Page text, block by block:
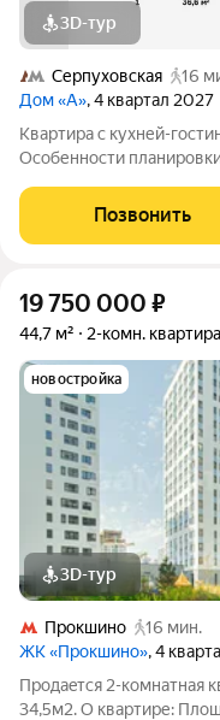
3D-тур
Серпуховская
16
Дом «А», 4 квартал 2027
Квартира с кухней-
Особенности
застройщика Брусника
с метро Павелецкая. В
Позвонить
19 750 000 ₽
44,7 м² 2-комн. квартира
новостройка
3D-тур
Прокшино
16 мин.
ЖК «Прокшино», 4
Продaeтcя 2-кoмнaтная
34,5м2. О квартире: